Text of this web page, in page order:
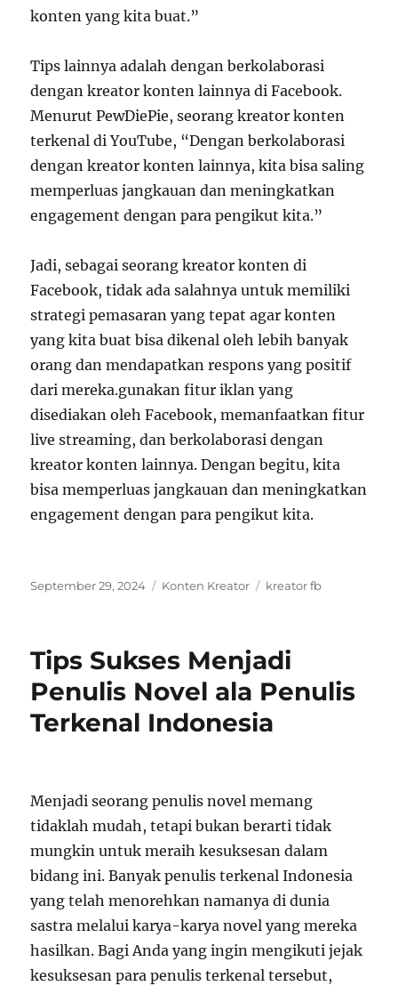
konten yang kita buat.”
Tips lainnya adalah dengan berkolaborasi
dengan kreator konten lainnya di Facebook.
Menurut PewDiePie, seorang kreator konten
terkenal di YouTube, “Dengan berkolaborasi
dengan kreator konten lainnya, kita bisa saling
memperluas jangkauan dan meningkatkan
engagement dengan para pengikut kita.”
Jadi, sebagai seorang kreator konten di
Facebook, tidak ada salahnya untuk memiliki
strategi pemasaran yang tepat agar konten
yang kita buat bisa dikenal oleh lebih banyak
orang dan mendapatkan respons yang positif
dari mereka.gunakan fitur iklan yang
disediakan oleh Facebook, memanfaatkan fitur
live streaming, dan berkolaborasi dengan
kreator konten lainnya. Dengan begitu, kita
bisa memperluas jangkauan dan meningkatkan
engagement dengan para pengikut kita.
Posted
September 29, 2024 Categories
Konten Kreator Tags
kreator fb
Tips Sukses Menjadi
Penulis Novel ala Penulis
Terkenal Indonesia
Menjadi seorang penulis novel memang
tidaklah mudah, tetapi bukan berarti tidak
mungkin untuk meraih kesuksesan dalam
bidang ini. Banyak penulis terkenal Indonesia
yang telah menorehkan namanya di dunia
sastra melalui karya-karya novel yang mereka
hasilkan. Bagi Anda yang ingin mengikuti jejak
kesuksesan para penulis terkenal tersebut,